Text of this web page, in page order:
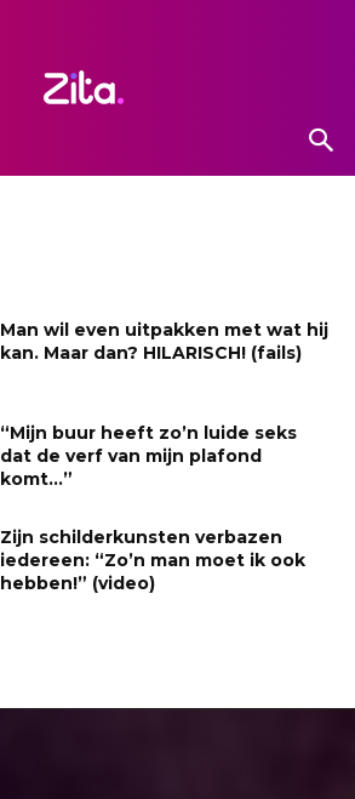
Man wil even uitpakken met wat hij
kan. Maar dan? HILARISCH! (fails)
“Mijn buur heeft zo’n luide seks
dat de verf van mijn plafond
komt…”
Zijn schilderkunsten verbazen
iedereen: “Zo’n man moet ik ook
hebben!” (video)